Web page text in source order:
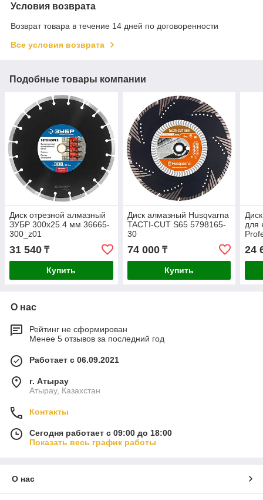
Условия возврата
Возврат товара в течение 14 дней по договоренности
Все условия возврата
Подобные товары компании
Диск отрезной алмазный
ЗУБР 300х25.4 мм 36665-
300_z01
31 540 ₸
Купить
Диск алмазный Husqvarna
TACTI-CUT S65 5798165-
30
74 000₸
Купить
для
24
О нас
Рейтинг не сформирован
Менее 5 отзывов за последний год
Работает с 06.09.2021
г. Атырау
Атырау, Казахстан
Контакты
Сегодня работает с 09:00 до 18:00
Показать весь график работы
О нас